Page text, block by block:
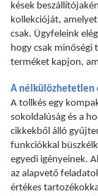
kések
kollekcióját,
csak. Ügyfeleink
hogy csak
terméket kapjon,
A nélkülözhetetlen
A tollkés egy
sokoldalúság és a
cikkekből álló
funkciókkal
egyedi igényeinek.
az alapvető
értékes